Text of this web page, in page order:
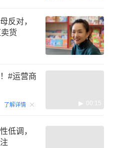
反对，
货
#运营商
了解详情 00:15
低调，